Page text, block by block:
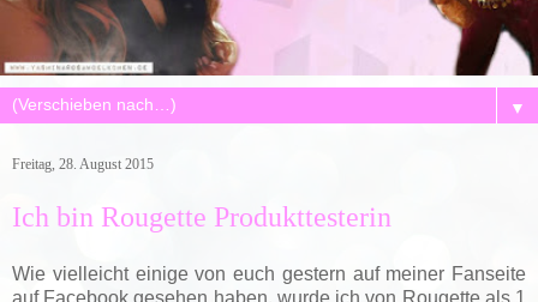
▼
Freitag, 28. August 2015
Ich bin Rougette Produkttesterin
Wie vielleicht einige von euch gestern auf meiner Fanseite
auf Facebook gesehen haben, wurde ich von Rougette als 1